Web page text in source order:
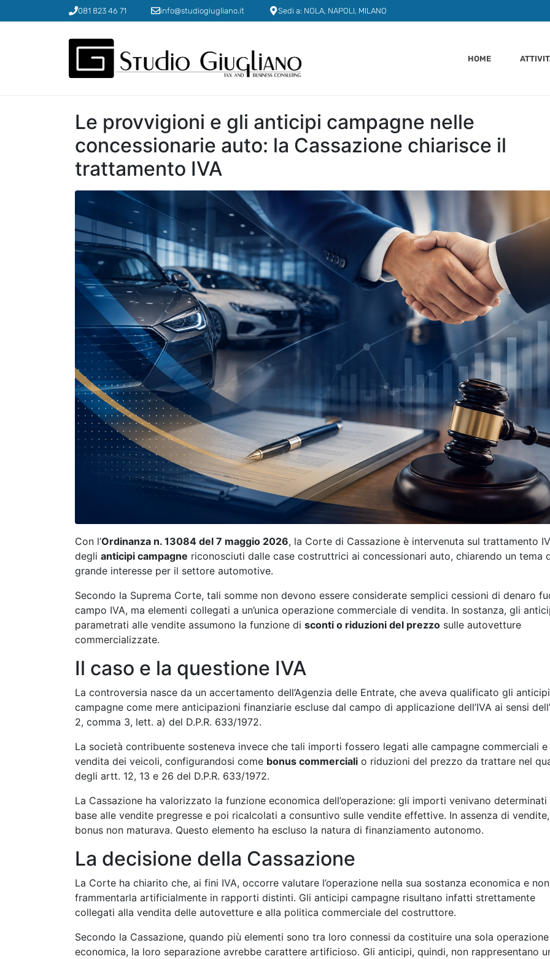
081 823 46 71 info@studiogiugliano.it Sedi a: NOLA, NAPOLI, MILANO
HOME
Le provvigioni e gli anticipi campagne nelle
concessionarie auto: la Cassazione chiarisce il
trattamento IVA
Con l’Ordinanza n. 13084 del 7 maggio 2026, la Corte di Cassazione è intervenuta sul trattamento
degli anticipi campagne riconosciuti dalle case costruttrici ai concessionari auto, chiarendo un tema
grande interesse per il settore automotive.
Secondo la Suprema Corte, tali somme non devono essere considerate semplici cessioni di denaro
campo IVA, ma elementi collegati a un’unica operazione commerciale di vendita. In sostanza, gli
parametrati alle vendite assumono la funzione di sconti o riduzioni del prezzo sulle autovetture
commercializzate.
Il caso e la questione IVA
La controversia nasce da un accertamento dell’Agenzia delle Entrate, che aveva qualificato gli anticipi
campagne come mere anticipazioni finanziarie escluse dal campo di applicazione dell’IVA ai sensi
2, comma 3, lett. a) del D.P.R. 633/1972.
La società contribuente sosteneva invece che tali importi fossero legati alle campagne commerciali e
vendita dei veicoli, configurandosi come bonus commerciali o riduzioni del prezzo da trattare nel
degli artt. 12, 13 e 26 del D.P.R. 633/1972.
La Cassazione ha valorizzato la funzione economica dell’operazione: gli importi venivano determinati
base alle vendite pregresse e poi ricalcolati a consuntivo sulle vendite effettive. In assenza di
bonus non maturava. Questo elemento ha escluso la natura di finanziamento autonomo.
La decisione della Cassazione
La Corte ha chiarito che, ai fini IVA, occorre valutare l’operazione nella sua sostanza economica e non
frammentarla artificialmente in rapporti distinti. Gli anticipi campagne risultano infatti strettamente
collegati alla vendita delle autovetture e alla politica commerciale del costruttore.
Secondo la Cassazione, quando più elementi sono tra loro connessi da costituire una sola operazione
economica, la loro separazione avrebbe carattere artificioso. Gli anticipi, quindi, non rappresentano